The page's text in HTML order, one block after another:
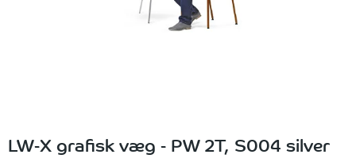
LW-X grafisk væg - PW 2T, S004 silver